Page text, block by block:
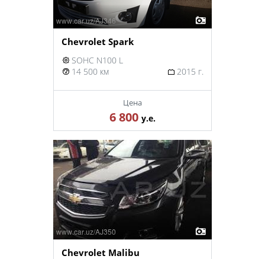
Chevrolet Spark
SOHC N100 L
14 500 км
2015 г.
Цена
6 800 у.е.
Chevrolet Malibu